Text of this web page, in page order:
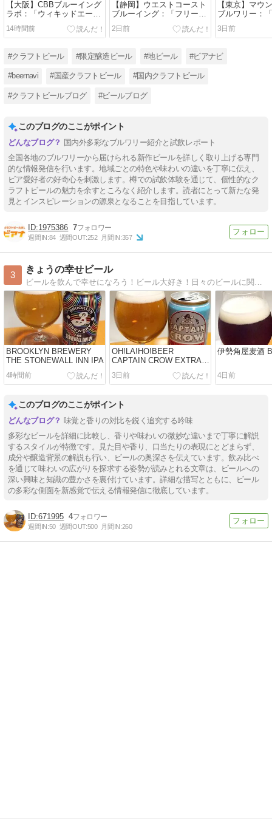
【大阪】CBBブルーイング
ラボ：「ウィキッドエー
ル」を樽で飲みました～
14時間前
【静岡】ウエストコースト
ブルーイング：「フリース
タイルサンドボックス
vol.8」を樽で飲んでみまし
2日前
【東京】マウ
ブルワリー：
ンライピージ
飲んでみまし
3日前
#クラフトビール #限定醸造ビール #地ビール #ビアナビ
#beernavi #国産クラフトビール #国内クラフトビール
#クラフトビールブログ #ビールブログ
このブログのここがポイント
国内外多彩なブルワリー紹介と試飲レポート
全国各地のブルワリーから届けられる新作ビールを詳しく取り上げる専門
的な情報発信を行います。地域ごとの特色や味わいの違いを丁寧に伝え、
ビア愛好者の好奇心を刺激します。樽での試飲体験を通じて、個性的なク
ラフトビールの魅力を余すところなく紹介します。読者にとって新たな発
見とインスピレーションの源泉となることを目指しています。
1975386 7
週間IN:84 週間OUT:252 月間IN:357
3
きょうの幸せビール
ビールを飲んで幸せになろう！ビール大好き！日々のビールに関するあれこれを書いていきます。
BROOKLYN BREWERY
THE STONEWALL INN IPA
4時間前
OH!LA!HO!BEER
CAPTAIN CROW EXTRA
PALE ALE
3日前
伊勢角屋麦酒
4日前
このブログのここがポイント
味覚と香りの対比を鋭く追究する吟味
多彩なビールを詳細に比較し、香りや味わいの微妙な違いまで丁寧に解説
するスタイルが特徴です。見た目や香り、口当たりの表現にとどまらず、
成分や醸造背景の解説も行い、ビールの奥深さを伝えています。飲み比べ
を通じて味わいの広がりを探求する姿勢が読みとれる文章は、ビールへの
深い興味と知識の豊かさを裏付けています。詳細な描写とともに、ビール
の多彩な側面を新感覚で伝える情報発信に徹底しています。
671995 4
週間IN:50 週間OUT:500 月間IN:260